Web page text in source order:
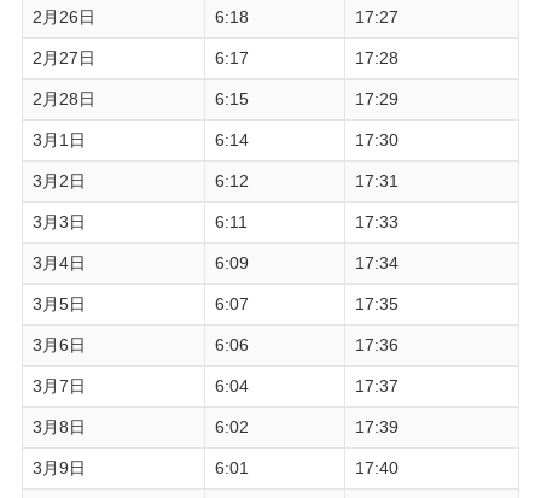
2月26日 6:18 17:27
2月27日 6:17 17:28
2月28日 6:15 17:29
3月1日 6:14 17:30
3月2日 6:12 17:31
3月3日 6:11 17:33
3月4日 6:09 17:34
3月5日 6:07 17:35
3月6日 6:06 17:36
3月7日 6:04 17:37
3月8日 6:02 17:39
3月9日 6:01 17:40